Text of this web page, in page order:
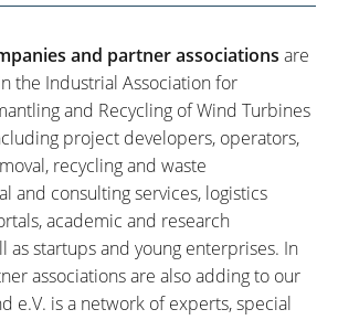
and partner associations are
the Industrial Association for
and Recycling of Wind Turbines
project developers, operators,
recycling and waste
and consulting services, logistics
academic and research
as startups and young enterprises. In
associations are also adding to our
e.V. is a network of experts, special